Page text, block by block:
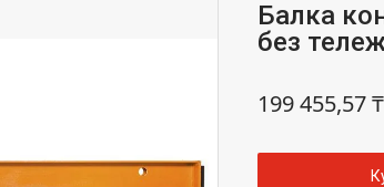
Балка
без
199 455,57 ₸